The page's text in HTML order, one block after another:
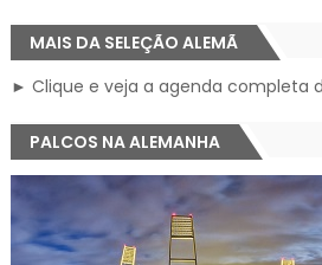
MAIS DA SELEÇÃO ALEMÃ
► Clique e veja a agenda completa
PALCOS NA ALEMANHA